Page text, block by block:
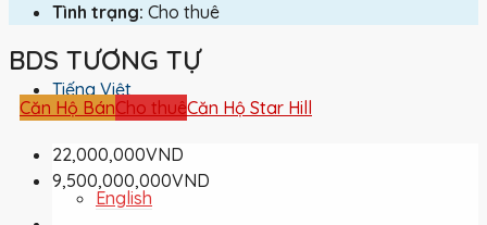
Tiếng Việt
English
Tình trạng: Cho thuê
BDS TƯƠNG TỰ
Căn Hộ BánCho thuêCăn Hộ Star Hill
22,000,000VND
9,500,000,000VND